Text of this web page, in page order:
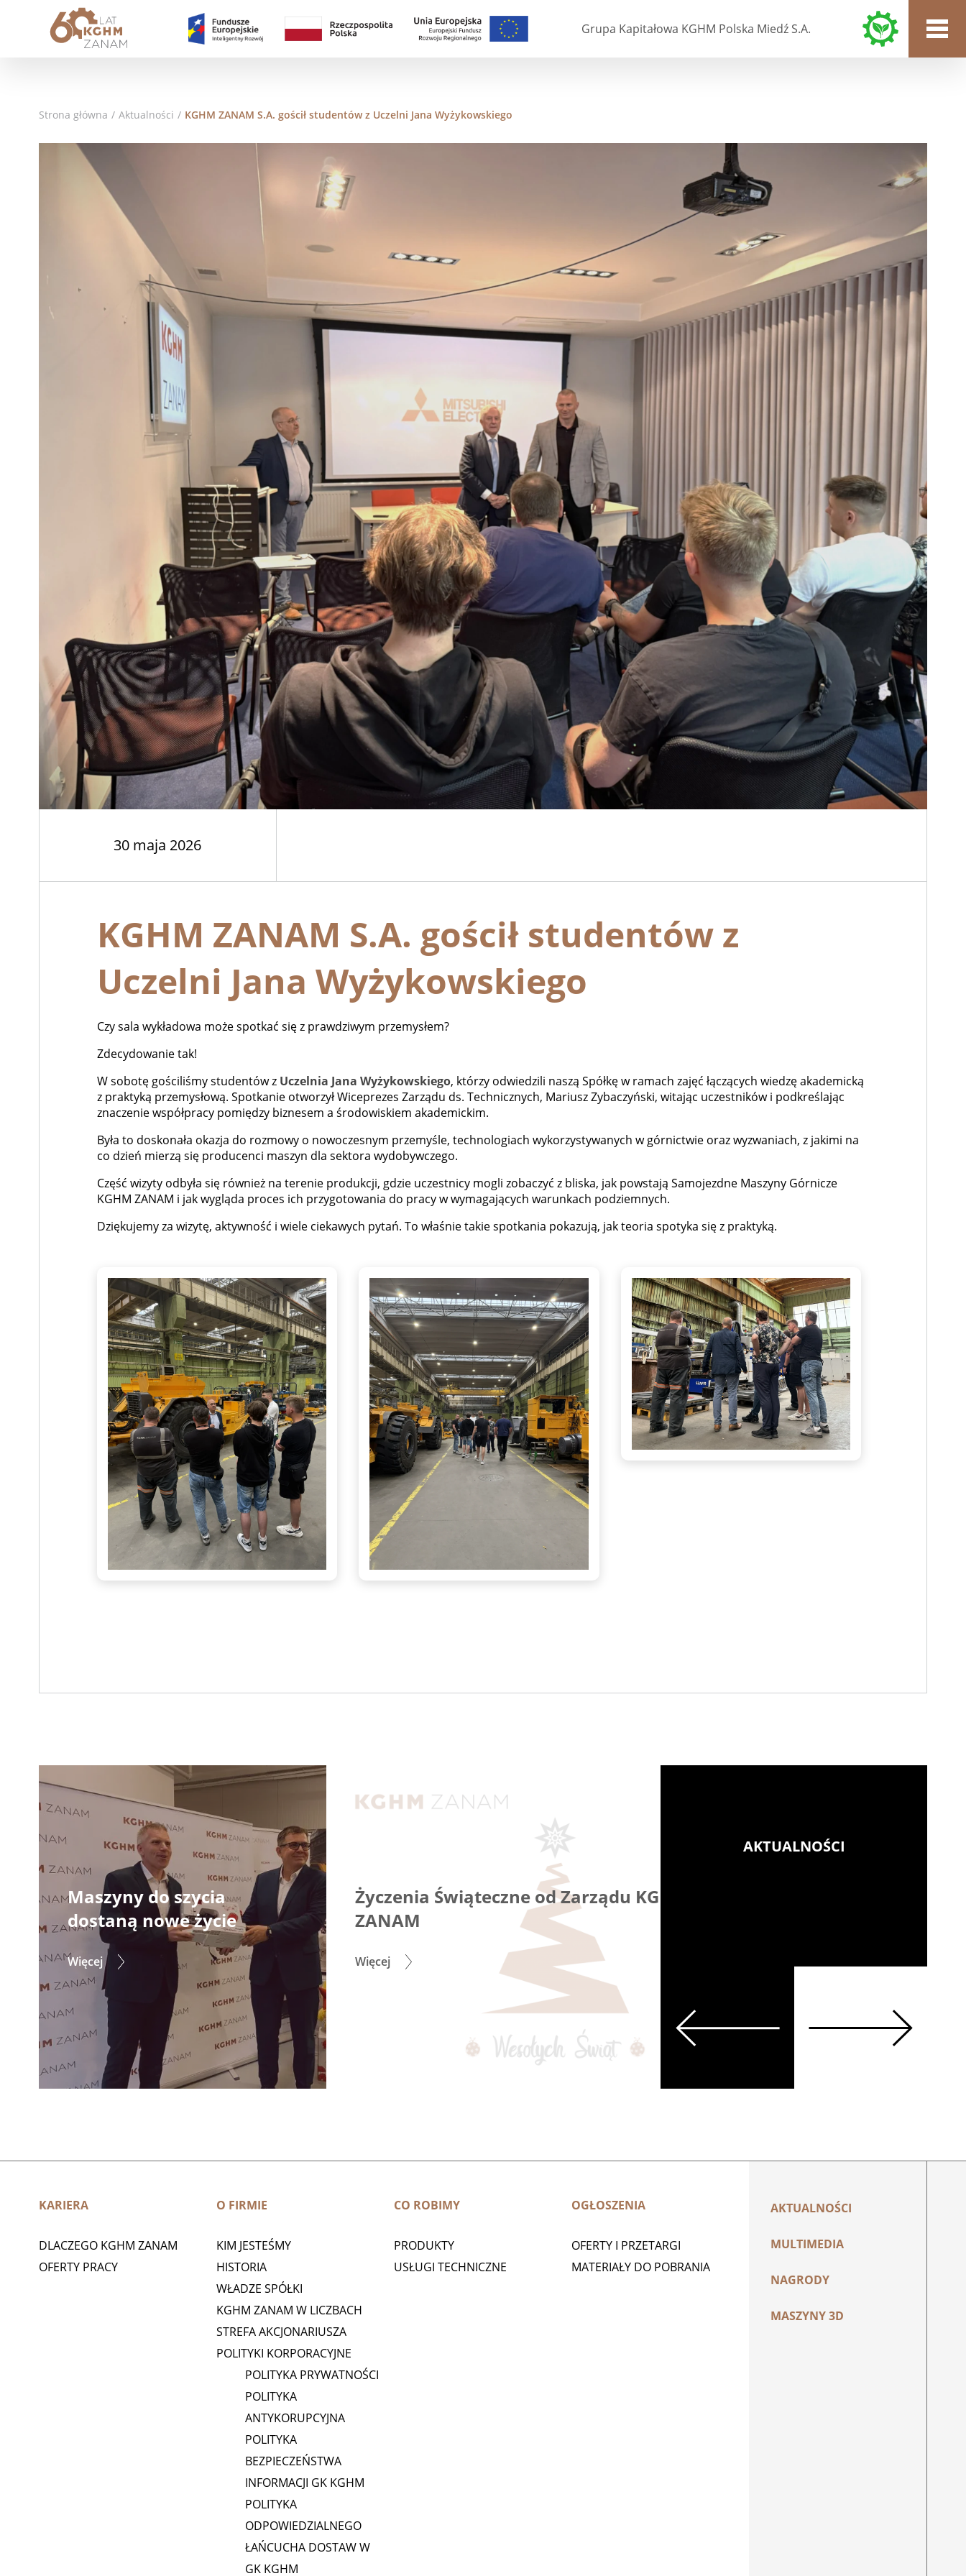
Grupa Kapitałowa KGHM Polska Miedź S.A.
Strona główna / Aktualności / KGHM ZANAM S.A. gościł studentów z Uczelni Jana Wyżykowskiego
30 maja 2026
KGHM ZANAM S.A. gościł studentów z
Uczelni Jana Wyżykowskiego
Czy sala wykładowa może spotkać się z prawdziwym przemysłem?
Zdecydowanie tak!
W sobotę gościliśmy studentów z Uczelnia Jana Wyżykowskiego, którzy odwiedzili naszą Spółkę w ramach zajęć łączących wiedzę akademicką
z praktyką przemysłową. Spotkanie otworzył Wiceprezes Zarządu ds. Technicznych, Mariusz Zybaczyński, witając uczestników i podkreślając
znaczenie współpracy pomiędzy biznesem a środowiskiem akademickim.
Była to doskonała okazja do rozmowy o nowoczesnym przemyśle, technologiach wykorzystywanych w górnictwie oraz wyzwaniach, z jakimi na
co dzień mierzą się producenci maszyn dla sektora wydobywczego.
Część wizyty odbyła się również na terenie produkcji, gdzie uczestnicy mogli zobaczyć z bliska, jak powstają Samojezdne Maszyny Górnicze
KGHM ZANAM i jak wygląda proces ich przygotowania do pracy w wymagających warunkach podziemnych.
Dziękujemy za wizytę, aktywność i wiele ciekawych pytań. To właśnie takie spotkania pokazują, jak teoria spotyka się z praktyką.
Maszyny do szycia
dostaną nowe życie
Więcej
Życzenia Świąteczne od Zarządu KGHM
ZANAM
Więcej
AKTUALNOŚCI
Previous Next
KARIERA
DLACZEGO KGHM ZANAM
OFERTY PRACY
O FIRMIE
KIM JESTEŚMY
HISTORIA
WŁADZE SPÓŁKI
KGHM ZANAM W LICZBACH
STREFA AKCJONARIUSZA
POLITYKI KORPORACYJNE
POLITYKA PRYWATNOŚCI
POLITYKA
ANTYKORUPCYJNA
POLITYKA
BEZPIECZEŃSTWA
INFORMACJI GK KGHM
POLITYKA
ODPOWIEDZIALNEGO
ŁAŃCUCHA DOSTAW W
GK KGHM
CO ROBIMY
PRODUKTY
USŁUGI TECHNICZNE
OGŁOSZENIA
OFERTY I PRZETARGI
MATERIAŁY DO POBRANIA
AKTUALNOŚCI
MULTIMEDIA
NAGRODY
MASZYNY 3D